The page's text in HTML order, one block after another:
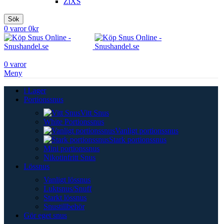
Sök
0 varor 0kr
0 varor
Meny
i Lager
Portionssnus
Vitt Snus
White Portionssnus
Vanligt portionssnus
Stark portionssnus
Mini portionssnus
Nikotinfritt Snus
Lössnus
Vanligt lössnus
Luktsnus/Snuff
Starkt lössnus
Snustillbehör
Gör eget snus